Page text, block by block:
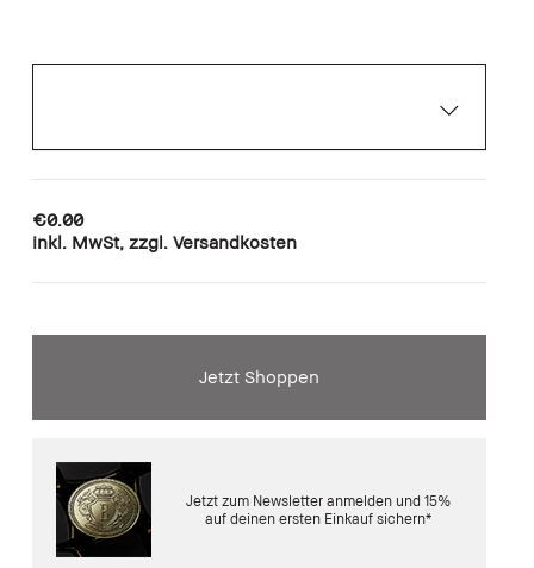
€0.00
inkl. MwSt, zzgl. Versandkosten
Jetzt Shoppen
Jetzt zum Newsletter anmelden und 15%
auf deinen ersten Einkauf sichern*